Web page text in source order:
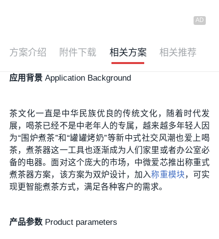
方案介绍 附件下载 相关方案 相关推荐
应用背景Application Background
茶文化一直是中华民族优良的传统文化，随着时代发
展，喝茶已经不是中老年人的专属，越来越多年轻人因
为“围炉煮茶”和“罐罐烤奶”等新中式社交风潮也爱上喝
茶，煮茶器这一工具也逐渐成为人们家里或者办公室必
备的电器。面对这个庞大的市场，中微爱芯推出称重式
煮茶器方案，该方案为双炉设计，加入称重模块 ，可实
现更智能煮茶方式，满足各种客户的需求。
产品参数 Product parameters